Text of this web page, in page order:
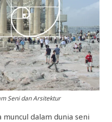
Seni dan Arsitektur
muncul dalam dunia seni